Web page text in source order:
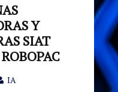
Y
SIAT
IA